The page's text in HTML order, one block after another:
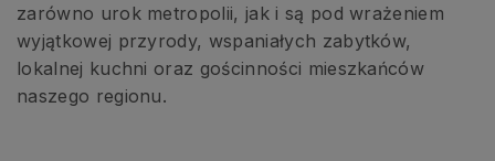
zarówno urok metropolii, jak i są pod wrażeniem
wyjątkowej przyrody, wspaniałych zabytków,
lokalnej kuchni oraz gościnności mieszkańców
naszego regionu.